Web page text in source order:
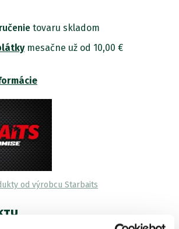
tovaru skladom
mesačne už od 10,00 €
od výrobcu Starbaits